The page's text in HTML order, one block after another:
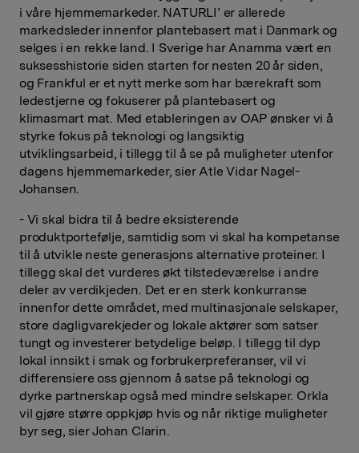
i våre hjemmemarkeder. NATURLI’ er allerede
markedsleder innenfor plantebasert mat i Danmark og
selges i en rekke land. I Sverige har Anamma vært en
suksesshistorie siden starten for nesten 20 år siden,
og Frankful er et nytt merke som har bærekraft som
ledestjerne og fokuserer på plantebasert og
klimasmart mat. Med etableringen av OAP ønsker vi å
styrke fokus på teknologi og langsiktig
utviklingsarbeid, i tillegg til å se på muligheter utenfor
dagens hjemmemarkeder, sier Atle Vidar Nagel-
Johansen.
- Vi skal bidra til å bedre eksisterende
produktportefølje, samtidig som vi skal ha kompetanse
til å utvikle neste generasjons alternative proteiner. I
tillegg skal det vurderes økt tilstedeværelse i andre
deler av verdikjeden. Det er en sterk konkurranse
innenfor dette området, med multinasjonale selskaper,
store dagligvarekjeder og lokale aktører som satser
tungt og investerer betydelige beløp. I tillegg til dyp
lokal innsikt i smak og forbrukerpreferanser, vil vi
differensiere oss gjennom å satse på teknologi og
dyrke partnerskap også med mindre selskaper. Orkla
vil gjøre større oppkjøp hvis og når riktige muligheter
byr seg, sier Johan Clarin.